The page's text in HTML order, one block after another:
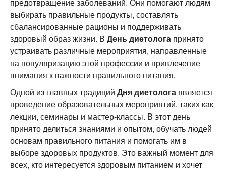
предотвращение заболеваний. Они помогают людям
выбирать правильные продукты, составлять
сбалансированные рационы и поддерживать
здоровый образ жизни. В День диетолога принято
устраивать различные мероприятия, направленные
на популяризацию этой профессии и привлечение
внимания к важности правильного питания.
Одной из главных традиций Дня диетолога является
проведение образовательных мероприятий, таких как
лекции, семинары и мастер-классы. В этот день
принято делиться знаниями и опытом, обучать людей
основам правильного питания и помогать им в
выборе здоровых продуктов. Это важный момент для
всех, кто интересуется здоровым питанием и хочет